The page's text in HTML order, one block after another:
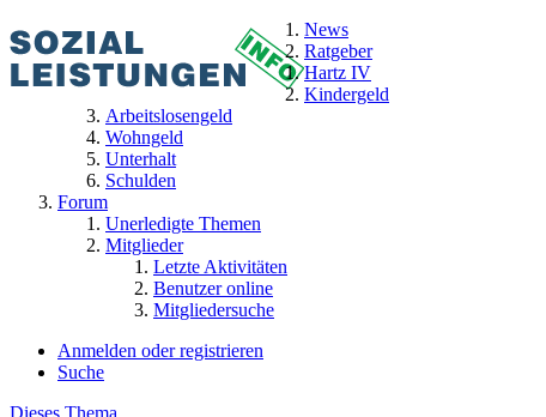
News
Ratgeber
Hartz IV
Kindergeld
Arbeitslosengeld
Wohngeld
Unterhalt
Schulden
Forum
Unerledigte Themen
Mitglieder
Letzte Aktivitäten
Benutzer online
Mitgliedersuche
Anmelden oder registrieren
Suche
Dieses Thema